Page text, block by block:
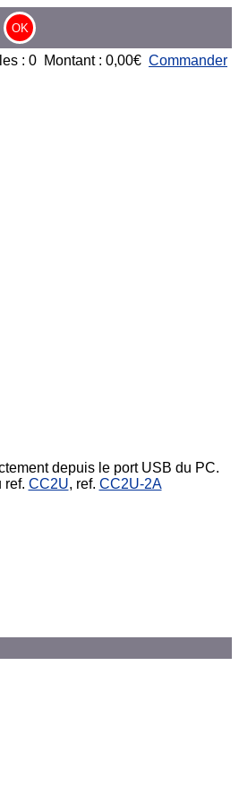
: 0 Montant : 0,00€ Commander
depuis le port USB du PC.
CC2U, ref. CC2U-2A